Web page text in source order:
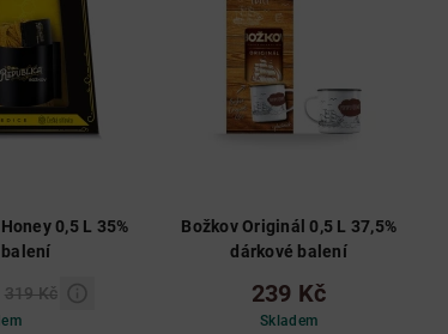
0,5 L 35%
319 Kč
Božkov Originál 0,5 L 37,5%
dárkové balení
239 Kč
Skladem